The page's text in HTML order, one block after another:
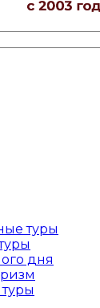
туры
дня